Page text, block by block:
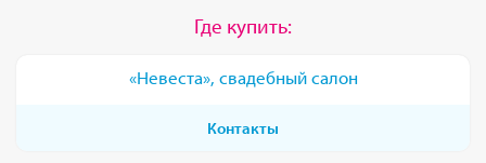
Где купить:
«Невеста», свадебный салон
Контакты